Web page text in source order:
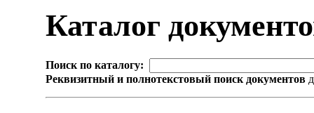
Каталог
Поиск по каталогу:
Реквизитный и полнотекстовый поиск документов